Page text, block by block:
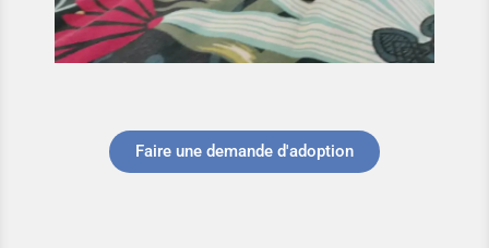
Faire une demande d'adoption